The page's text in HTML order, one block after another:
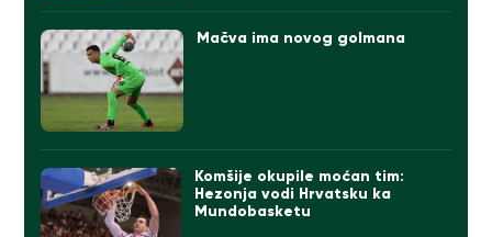
Mačva ima novog golmana
Komšije okupile moćan tim:
Hezonja vodi Hrvatsku ka
Mundobasketu